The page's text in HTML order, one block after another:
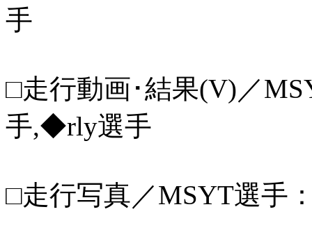
手
□走行動画･結果(V)／
手,◆rly選手
□走行写真／MSYT選